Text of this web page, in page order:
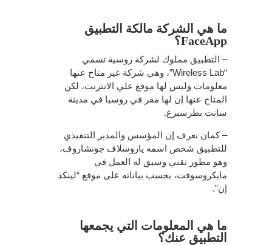
ما هي الشركة مالكة التطبيق
FaceApp؟
– التطبيق مملوك لشركة روسية تسمي
“Wireless Lab”، وهي شركة غير متاح عنها
معلومات وليس لها موقع علي الانترنت، لكن
المتاح عنها إن لها مقر في روسيا في مدينة
سانت بطرسبرغ.
– كمان نعرف إن المؤسس والمدير التنفيذي
للتطبيق شخص اسمه ياروسلاف جونشاروف،
وهو مطور تقني وسبق له العمل في
مايكروسوفت، بحسب بياناته على موقع “لينكد
إن”.
ما هي المعلومات التي يجمعها
التطبيق عنك؟